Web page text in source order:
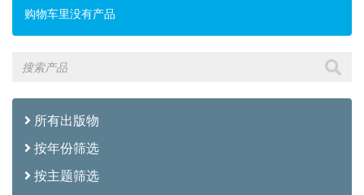
购物车里没有产品
所有出版物
按年份筛选
按主题筛选